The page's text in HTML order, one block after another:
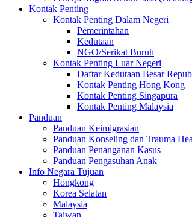
Kontak Penting
Kontak Penting Dalam Negeri
Pemerintahan
Kedutaan
NGO/Serikat Buruh
Kontak Penting Luar Negeri
Daftar Kedutaan Besar
Kontak Penting Hong Kong
Kontak Penting Singapura
Kontak Penting Malaysia
Panduan
Panduan Keimigrasian
Panduan Konseling dan Trauma
Panduan Penanganan Kasus
Panduan Pengasuhan Anak
Info Negara Tujuan
Hongkong
Korea Selatan
Malaysia
Taiwan